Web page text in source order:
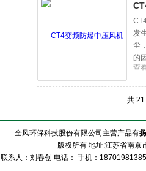
发
尘
的
定
查
共
全风环保科技股份有限公司主营产品有
版权所有 地址:江苏省南
联系人：刘春创 电话： 手机：